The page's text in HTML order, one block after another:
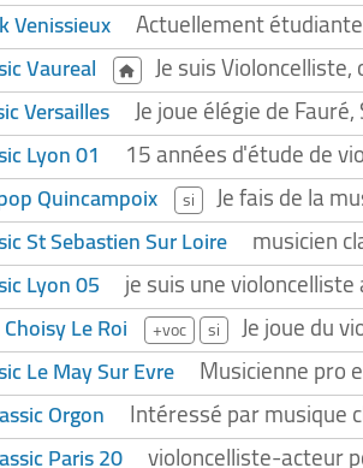
Venissieux Actuellement
Vaureal Je suis
Versailles Je joue élégie de
Lyon 01 15 années d'étude de
Quincampoix si Je fais de la
St Sebastien Sur Loire musicien
Lyon 05 je suis une
Le Roi +voc si Je joue du
Le May Sur Evre Musicienne pro
Orgon Intéressé par musique
Paris 20 violoncelliste-acteur